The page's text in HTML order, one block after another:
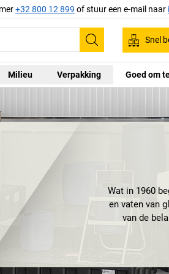
+32 800 12 899 of stuur een e-mail naar
Zoeken
Snel
Milieu Verpakking Goed om
Wat in 1960
en vaten van
van de
Met